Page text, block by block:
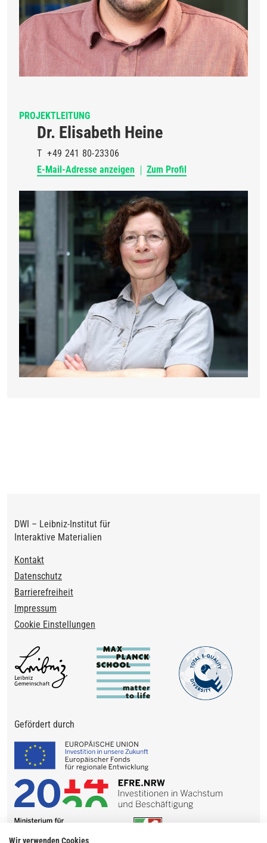
PROJEKTLEITUNG
Dr. Elisabeth Heine
T +49 241 80-23306
E-Mail-Adresse anzeigen
Zum Profil
DWI – Leibniz-Institut für
Interaktive Materialien
Footer
Kontakt
Datenschutz
Barrierefreiheit
Impressum
Cookie Einstellungen
Gefördert durch
Wir verwenden Cookies